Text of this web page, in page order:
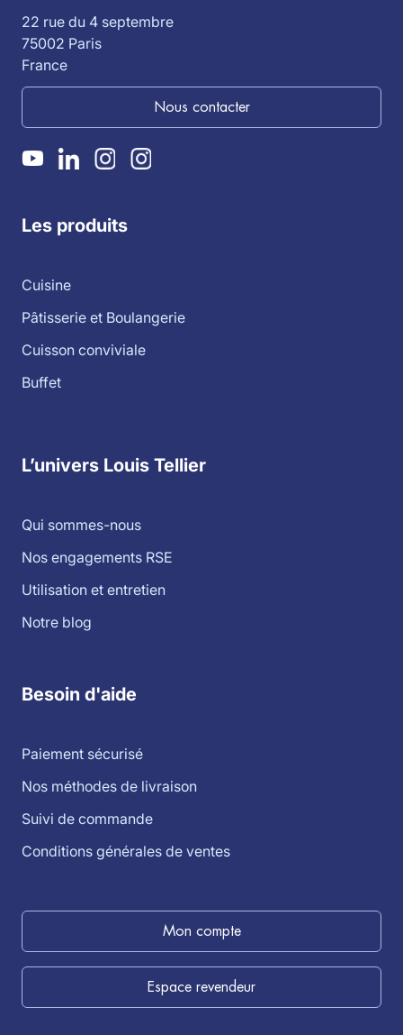
22 rue du 4 septembre
75002 Paris
France
Nous contacter
Les produits
Cuisine
Pâtisserie et Boulangerie
Cuisson conviviale
Buffet
L’univers Louis Tellier
Qui sommes-nous
Nos engagements RSE
Utilisation et entretien
Notre blog
Besoin d'aide
Paiement sécurisé
Nos méthodes de livraison
Suivi de commande
Conditions générales de ventes
Mon compte
Espace revendeur